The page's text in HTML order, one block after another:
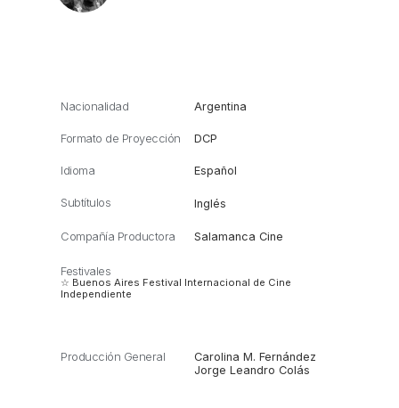
Nacionalidad Argentina
Formato de Proyección DCP
Idioma Español
Subtítulos Inglés
Compañía Productora Salamanca Cine
Festivales
☆ Buenos Aires Festival Internacional de Cine
Independiente
Producción General
Carolina M. Fernández
Jorge Leandro Colás